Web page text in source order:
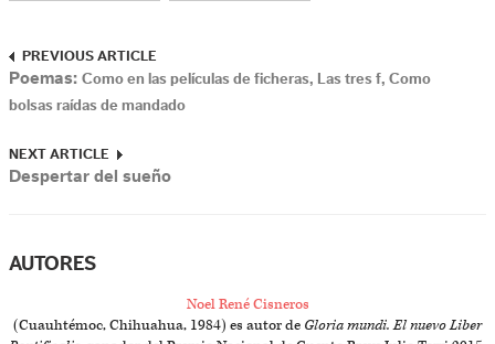
PREVIOUS ARTICLE
Poemas: Como en las películas de ficheras, Las tres f, Como
bolsas raídas de mandado
NEXT ARTICLE
Despertar del sueño
AUTORES
Noel René Cisneros
(Cuauhtémoc, Chihuahua, 1984) es autor de Gloria mundi. El nuevo Liber